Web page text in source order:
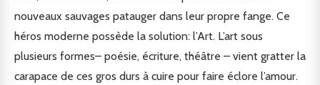
nouveaux sauvages patauger dans leur propre fange. Ce
héros moderne possède la solution: l’Art. L’art sous
plusieurs formes– poésie, écriture, théâtre – vient gratter la
carapace de ces gros durs à cuire pour faire éclore l’amour.